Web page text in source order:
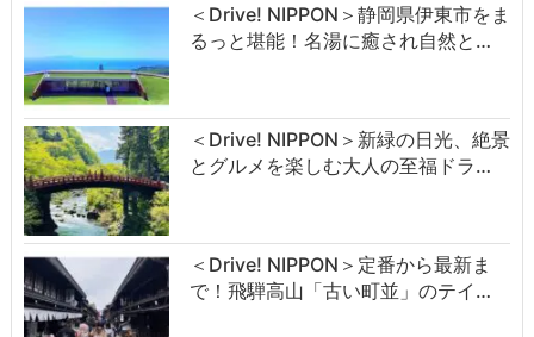
＜Drive! NIPPON＞静岡県伊東市をま
るっと堪能！名湯に癒され自然と…
＜Drive! NIPPON＞新緑の日光、絶景
とグルメを楽しむ大人の至福ドラ…
＜Drive! NIPPON＞定番から最新ま
で！飛騨高山「古い町並」のテイ…